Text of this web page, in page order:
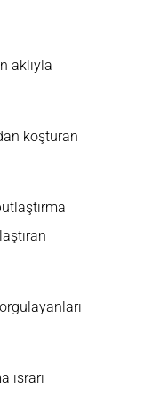
aklıyla
koşturan
ısrarı